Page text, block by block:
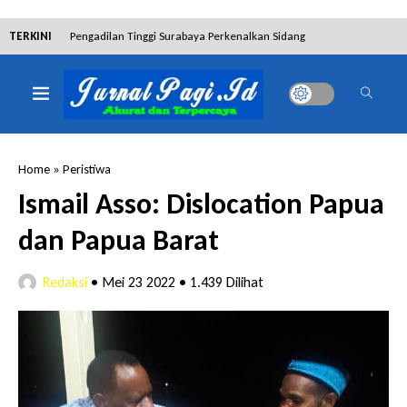
TERKINI Pengadilan Tinggi Surabaya Perkenalkan Sidang
Elektronik dan Sosialisasikan Ketentuan Baru KUHAP
Tim Tabur Kejari Surabaya Ringkus Mulia Wirjanto
Terpidana Penipuan 10 Miliar
Lakukan Pencurian dengan Pemberatan,
Muhammad Syifa Dihukum 4 Bulan Penjara
Home » Peristiwa
Ismail Asso: Dislocation Papua
dan Papua Barat
Redaksi • Mei 23 2022 • 1.439 Dilihat